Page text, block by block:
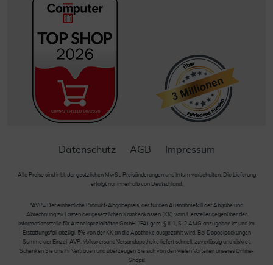
Datenschutz AGB Impressum
Alle Preise sind inkl. der gestzlichen MwSt. Preisänderungen und Irrtum vorbehalten. Die Lieferung
erfolgt nur innerhalb von Deutschland.
*AVP= Der einheitliche Produkt-Abgabepreis, der für den Ausnahmefall der Abgabe und
Abrechnung zu Lasten der gesetzlichen Krankenkassen (KK) vom Hersteller gegenüber der
Informationsstelle für Arzneispezialitäten GmbH (IFA) gem. § III 1, S. 2 AMG anzugeben ist und im
Erstattungsfall abzügl. 5% von der KK an die Apotheke ausgezahlt wird. Bei Doppelpackungen
Summe der Einzel-AVP. Volksversand Versandapotheke liefert schnell, zuverlässig und diskret.
Schenken Sie uns Ihr Vertrauen und überzeugen Sie sich von den vielen Vorteilen unseres Online-
Shops!